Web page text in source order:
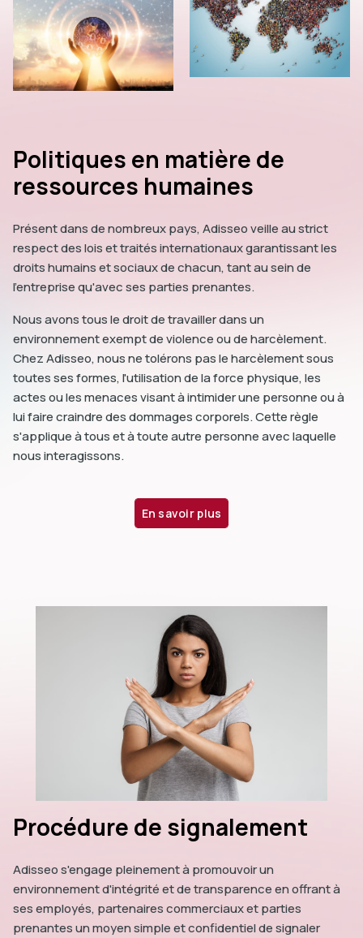
Politiques en matière de
ressources humaines
Présent dans de nombreux pays, Adisseo veille au strict
respect des lois et traités internationaux garantissant les
droits humains et sociaux de chacun, tant au sein de
l'entreprise qu'avec ses parties prenantes.
Nous avons tous le droit de travailler dans un
environnement exempt de violence ou de harcèlement.
Chez Adisseo, nous ne tolérons pas le harcèlement sous
toutes ses formes, l'utilisation de la force physique, les
actes ou les menaces visant à intimider une personne ou à
lui faire craindre des dommages corporels. Cette règle
s'applique à tous et à toute autre personne avec laquelle
nous interagissons.
En savoir plus
Procédure de signalement
Adisseo s'engage pleinement à promouvoir un
environnement d'intégrité et de transparence en offrant à
ses employés, partenaires commerciaux et parties
prenantes un moyen simple et confidentiel de signaler